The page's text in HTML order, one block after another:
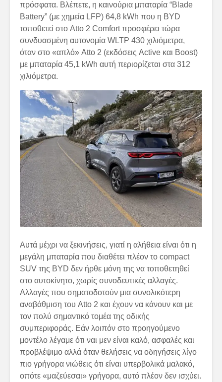
πρόσφατα. Βλέπετε, η καινούρια μπαταρία “Blade
Battery” (με χημεία LFP) 64,8 kWh που η BYD
τοποθετεί στο Atto 2 Comfort προσφέρει τώρα
συνδυασμένη αυτονομία WLTP 430 χιλιόμετρα,
όταν στο «απλό» Atto 2 (εκδόσεις Active και Boost)
με μπαταρία 45,1 kWh αυτή περιορίζεται στα 312
χιλιόμετρα.
Αυτά μέχρι να ξεκινήσεις, γιατί η αλήθεια είναι ότι η
μεγάλη μπαταρία που διαθέτει πλέον το compact
SUV της BYD δεν ήρθε μόνη της να τοποθετηθεί
στο αυτοκίνητο, χωρίς συνοδευτικές αλλαγές.
Αλλαγές που σηματοδοτούν μια συνολικότερη
αναβάθμιση του Atto 2 και έχουν να κάνουν και με
τον πολύ σημαντικό τομέα της οδικής
συμπεριφοράς. Εάν λοιπόν στο προηγούμενο
μοντέλο λέγαμε ότι ναι μεν είναι καλό, ασφαλές και
προβλέψιμο αλλά όταν θελήσεις να οδηγήσεις λίγο
πιο γρήγορα νιώθεις ότι είναι υπερβολικά μαλακό,
οπότε «μαζεύεσαι» γρήγορα, αυτό πλέον δεν ισχύει.